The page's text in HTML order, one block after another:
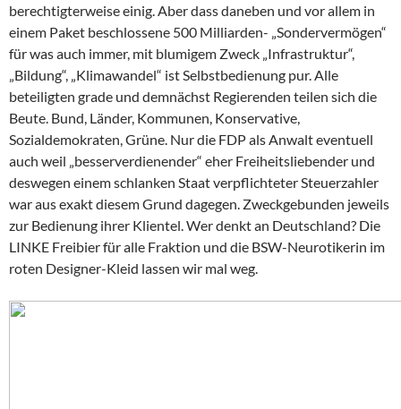
berechtigterweise einig. Aber dass daneben und vor allem in
einem Paket beschlossene 500 Milliarden- „Sondervermögen“
für was auch immer, mit blumigem Zweck „Infrastruktur“,
„Bildung“, „Klimawandel“ ist Selbstbedienung pur. Alle
beteiligten grade und demnächst Regierenden teilen sich die
Beute. Bund, Länder, Kommunen, Konservative,
Sozialdemokraten, Grüne. Nur die FDP als Anwalt eventuell
auch weil „besserverdienender“ eher Freiheitsliebender und
deswegen einem schlanken Staat verpflichteter Steuerzahler
war aus exakt diesem Grund dagegen. Zweckgebunden jeweils
zur Bedienung ihrer Klientel. Wer denkt an Deutschland? Die
LINKE Freibier für alle Fraktion und die BSW-Neurotikerin im
roten Designer-Kleid lassen wir mal weg.